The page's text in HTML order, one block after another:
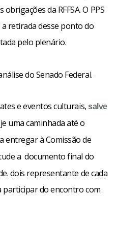
da RFFSA. O PPS
retirada desse ponto do
pelo plenário.
do Senado Federal.
e eventos culturais,salve
uma caminhada até o
entregar à Comissão de
a documento final do
dois representante de cada
do encontro com